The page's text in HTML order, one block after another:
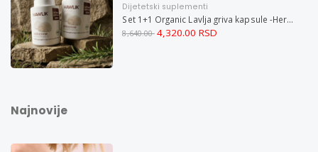
Dijetetski suplementi
Set 1+1 Organic Lavlja griva kapsule -Hericium ekstrakt 60
8,640.00 4,320.00 RSD
Najnovije